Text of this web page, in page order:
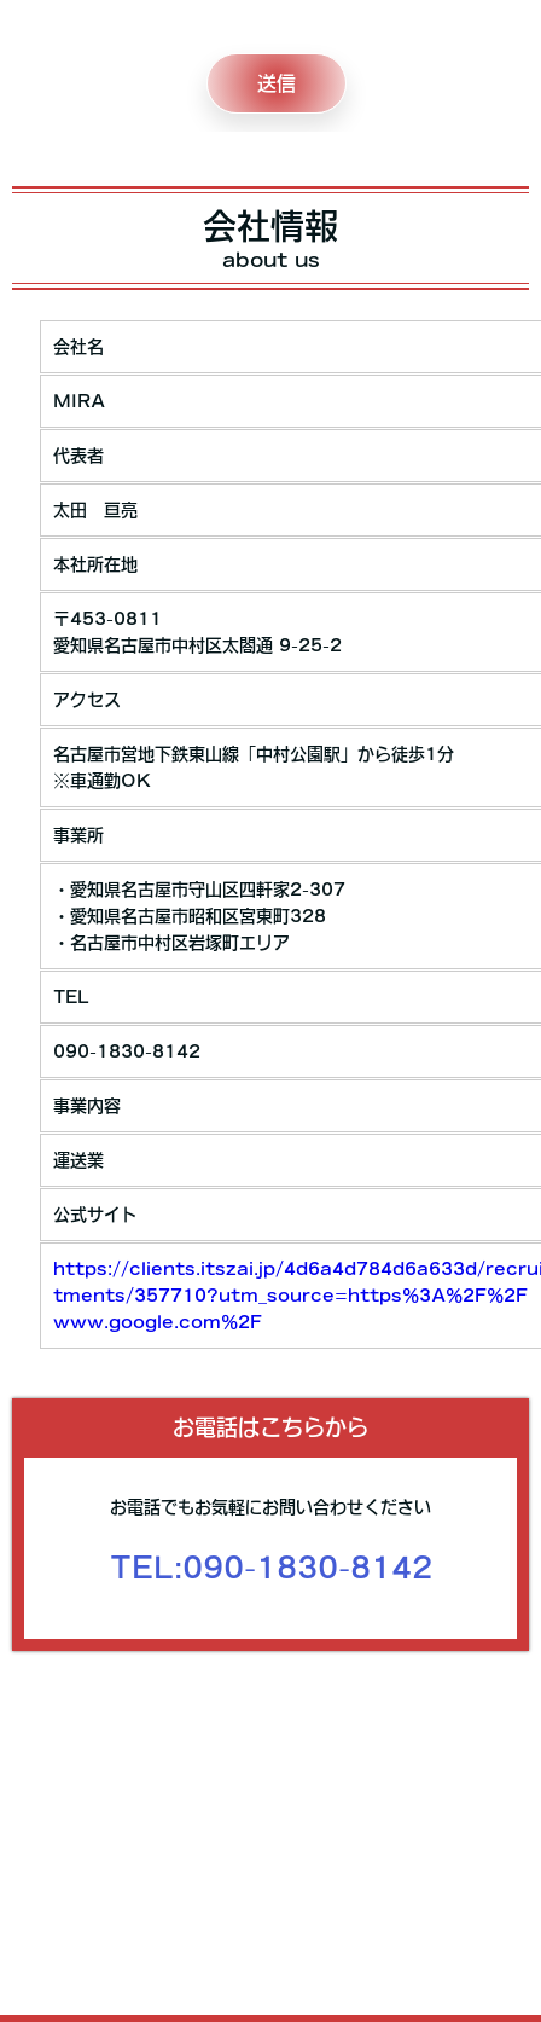
会社情報
about us
会社名
MIRA
代表者
太田 亘亮
本社所在地
〒453-0811
愛知県名古屋市中村区太閤通 9-25-2
アクセス
名古屋市営地下鉄東山線「中村公園駅」から徒歩1分
※車通勤OK
事業所
・愛知県名古屋市守山区四軒家2-307
・愛知県名古屋市昭和区宮東町328
・名古屋市中村区岩塚町エリア
TEL
090-1830-8142
事業内容
運送業
公式サイト
https://clients.itszai.jp/4d6a4d784d6a633d/
tments/357710?utm_source=https%3A%2F%2F
www.google.com%2F
お電話はこちらから
お電話でもお気軽にお問い合わせください
TEL:090-1830-8142